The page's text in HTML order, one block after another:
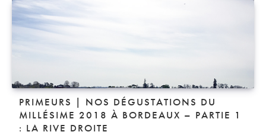
PRIMEURS | NOS DÉGUSTATIONS DU
MILLÉSIME 2018 À BORDEAUX – PARTIE 1
: LA RIVE DROITE